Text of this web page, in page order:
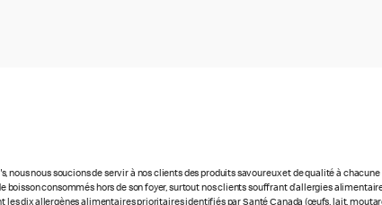
nous nous soucions de servir à nos clients des produits savoureux et de qualité à
boisson consommés hors de son foyer, surtout nos clients souffrant d’allergies
les dix allergènes alimentaires prioritaires identifiés par Santé Canada (œufs, lait,